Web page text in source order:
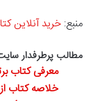
منبع:خرید آنلاین
مطالب پرطرفدار
معرفی کتاب
خلاصه کتاب